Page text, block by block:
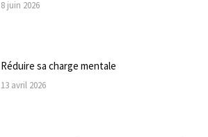
8 juin 2026
Réduire sa charge mentale
13 avril 2026